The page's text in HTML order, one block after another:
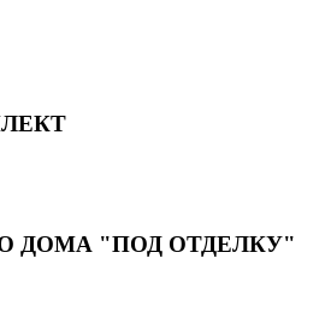
ДОМА "ПОД ОТДЕЛКУ"